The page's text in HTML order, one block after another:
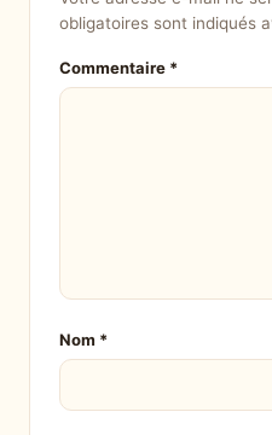
obligatoires sont indiqués
Commentaire *
Nom *